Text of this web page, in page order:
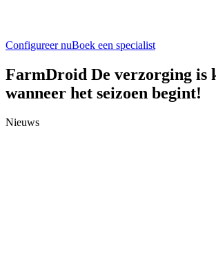
Configureer nuBoek een specialist
FarmDroid De verzorging is
wanneer het seizoen begint!
Nieuws